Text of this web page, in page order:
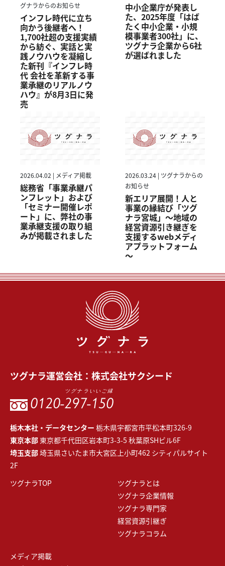
グナラからのお知らせ
インフレ時代に立ち
向かう後継者へ！
1,700社超の支援実績
から紡ぐ、実話と実
践ノウハウを凝縮し
た新刊『インフレ時
代 会社を革新する事
業承継のリアルノウ
ハウ』が8月3日に発
売
中小企業庁が発表し
た、2025年度「はば
たく中小企業・小規
模事業者300社」に、
ツグナラ企業から6社
が選ばれました
2026.04.02 | メディア掲載
総務省「事業承継パ
ンフレット」および
「セミナー開催レポ
ート」に、弊社の事
業承継支援の取り組
みが掲載されました
2026.03.24 | ツグナラからの
お知らせ
新エリア展開！人と
事業の縁結び「ツグ
ナラ宮城」～地域の
経営資源引き継ぎを
支援するwebメディ
アプラットフォーム
～
ツグナラ運営会社： 株式会社サクシード
0120-297-150
ツグナラいいご縁
栃木本社・データセンター 栃木県宇都宮市平松本町326-9
東京本部 東京都千代田区岩本町3-3-5 秋葉原SHビル6F
埼玉支部埼玉県さいたま市大宮区上小町462 シティパルサイト
2F
ツグナラTOP
ツグナラとは
ツグナラ企業情報
ツグナラ専門家
経営資源引継ぎ
ツグナラコラム
メディア掲載